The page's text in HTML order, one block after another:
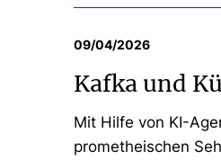
09/04/2026
Kafka und
Mit Hilfe von KI-
prometheischen